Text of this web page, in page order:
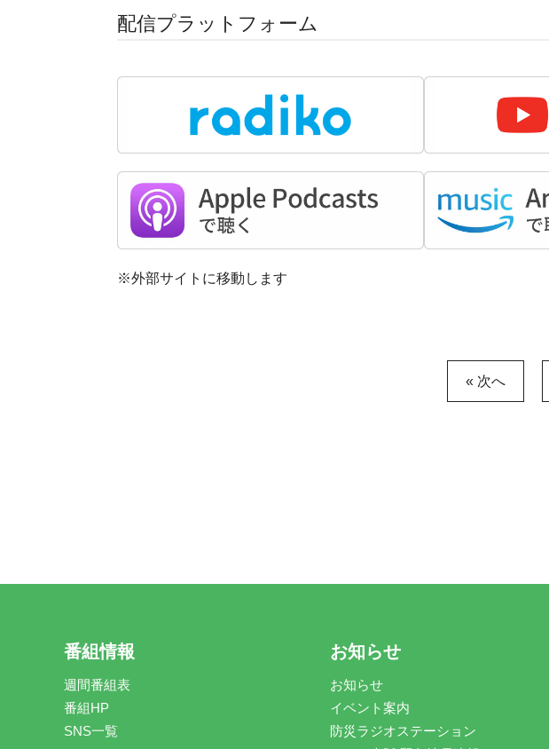
配信プラットフォーム
※外部サイトに移動します
« 次へ
番組情報
週間番組表
番組HP
SNS一覧
お知らせ
お知らせ
イベント案内
防災ラジオステーション